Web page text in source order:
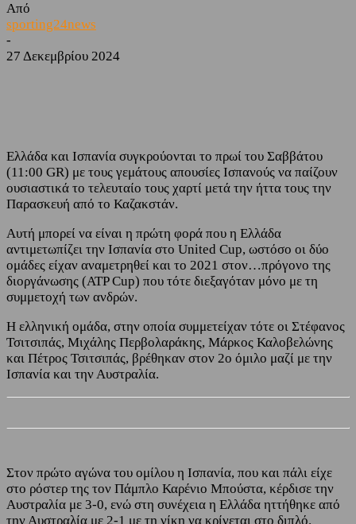
Από
sporting24news
-
27 Δεκεμβρίου 2024
Ελλάδα και Ισπανία συγκρούονται το πρωί του Σαββάτου
(11:00 GR) με τους γεμάτους απουσίες Ισπανούς να παίζουν
ουσιαστικά το τελευταίο τους χαρτί μετά την ήττα τους την
Παρασκευή από το Καζακστάν.
Αυτή μπορεί να είναι η πρώτη φορά που η Ελλάδα
αντιμετωπίζει την Ισπανία στο United Cup, ωστόσο οι δύο
ομάδες είχαν αναμετρηθεί και το 2021 στον…πρόγονο της
διοργάνωσης (ATP Cup) που τότε διεξαγόταν μόνο με τη
συμμετοχή των ανδρών.
Η ελληνική ομάδα, στην οποία συμμετείχαν τότε οι Στέφανος
Τσιτσιπάς, Μιχάλης Περβολαράκης, Μάρκος Καλοβελώνης
και Πέτρος Τσιτσιπάς, βρέθηκαν στον 2ο όμιλο μαζί με την
Ισπανία και την Αυστραλία.
Στον πρώτο αγώνα του ομίλου η Ισπανία, που και πάλι είχε
στο ρόστερ της τον Πάμπλο Καρένιο Μπούστα, κέρδισε την
Αυστραλία με 3-0, ενώ στη συνέχεια η Ελλάδα ηττήθηκε από
την Αυστραλία με 2-1 με τη νίκη να κρίνεται στο διπλό.